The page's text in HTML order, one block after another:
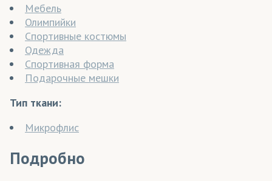
Мебель
Олимпийки
Спортивные костюмы
Одежда
Спортивная форма
Подарочные мешки
Тип ткани:
Микрофлис
Подробно